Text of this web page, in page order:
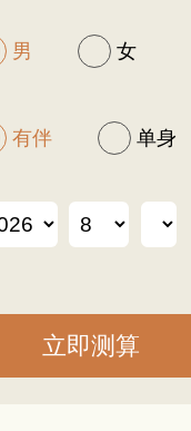
男 女
有伴 单身